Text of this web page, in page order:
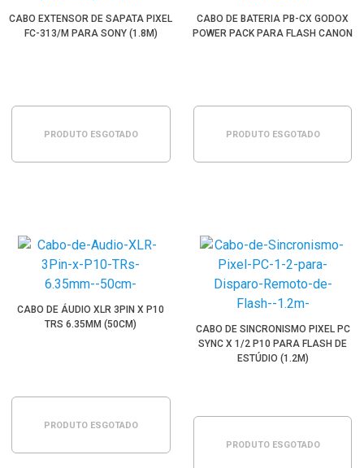
CABO EXTENSOR DE SAPATA PIXEL
FC-313/M PARA SONY (1.8M)
PRODUTO ESGOTADO
CABO DE BATERIA PB-CX GODOX
POWER PACK PARA FLASH CANON
PRODUTO ESGOTADO
CABO DE ÁUDIO XLR 3PIN X P10
TRS 6.35MM (50CM)
PRODUTO ESGOTADO
CABO DE SINCRONISMO PIXEL PC
SYNC X 1/2 P10 PARA FLASH DE
ESTÚDIO (1.2M)
PRODUTO ESGOTADO